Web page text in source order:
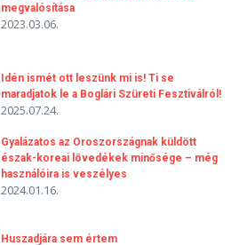
megvalósítása
2023.03.06.
Idén ismét ott leszünk mi is! Ti se
maradjatok le a Boglári Szüreti Fesztiválról!
2025.07.24.
Gyalázatos az Oroszországnak küldött
észak-koreai lövedékek minősége – még
használóira is veszélyes
2024.01.16.
Huszadjára sem értem